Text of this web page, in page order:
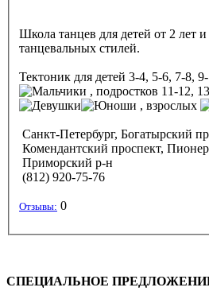
Школа танцев для детей от 2 лет
танцевальных стилей.
Тектоник для детей 3-4, 5-6, 7-8,
, подростков 11-12,
, взрослых
Санкт-Петербург, Богатырский
Комендантский проспект,
Приморский р-н
(812) 920-75-76
Отзывы: 0
СПЕЦИАЛЬНОЕ